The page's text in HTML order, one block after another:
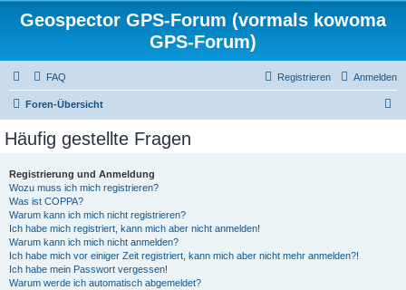
Geospector GPS-Forum (vormals kowoma
GPS-Forum)
FAQ Anmelden
Registrieren
Foren-Übersicht
Häufig gestellte Fragen
Registrierung und Anmeldung
Wozu muss ich mich registrieren?
Was ist COPPA?
Warum kann ich mich nicht registrieren?
Ich habe mich registriert, kann mich aber nicht anmelden!
Warum kann ich mich nicht anmelden?
Ich habe mich vor einiger Zeit registriert, kann mich aber nicht mehr anmelden?!
Ich habe mein Passwort vergessen!
Warum werde ich automatisch abgemeldet?